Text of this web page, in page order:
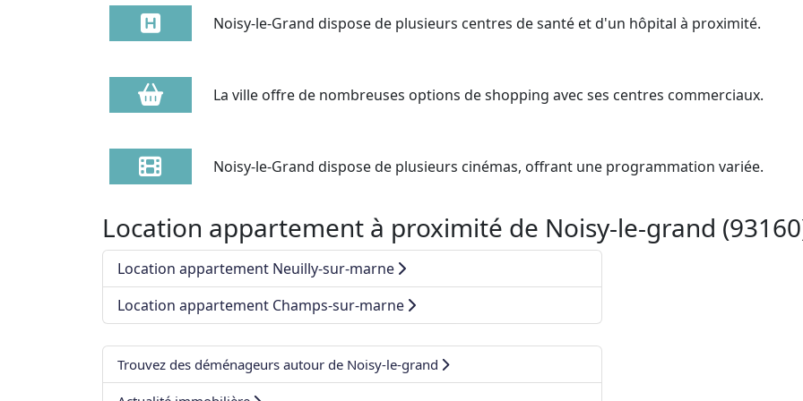
Noisy-le-Grand dispose de plusieurs centres de santé et d'un hôpital à proximité.
La ville offre de nombreuses options de shopping avec ses centres commerciaux.
Noisy-le-Grand dispose de plusieurs cinémas, offrant une programmation variée.
Location appartement à proximité de Noisy-le-grand
Location appartement Neuilly-sur-marne
Location appartement Champs-sur-marne
Trouvez des déménageurs autour de Noisy-le-grand